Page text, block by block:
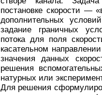
постановке скорости —
дополнительных
задание граничных
потока для поля
касательном
значения данных
решения
натурных или
Для решения